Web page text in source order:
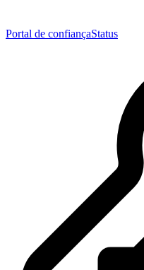
Portal de confiançaStatus